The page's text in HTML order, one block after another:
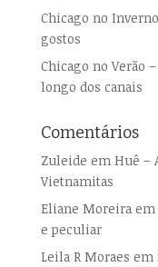
Chicago no
gostos
Chicago no Verão
longo dos canais
Comentários
Zuleide em Huê –
Vietnamitas
Eliane Moreiraem
e peculiar
Leila R Moraes em